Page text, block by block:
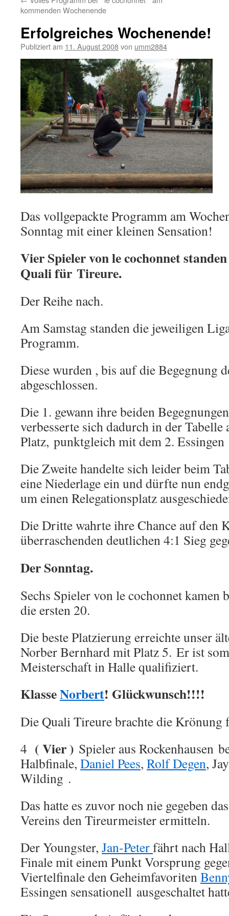
kommenden Wochenende
Erfolgreiches Wochenende!
Publiziert am 11. August 2008von umm2884
Das vollgepackte Programm am
Sonntag mit einer kleinen Sensation!
Vier Spieler von le cochonnet
Quali für Tireure.
Der Reihe nach.
Am Samstag standen die jeweiligen
Programm.
Diese wurden , bis auf die Begegnung
abgeschlossen.
Die 1. gewann ihre beiden
verbesserte sich dadurch in der Tabelle
Platz, punktgleich mit dem 2. Essingen
Die Zweite handelte sich leider beim
eine Niederlage ein und dürfte nun
um einen Relegationsplatz
Die Dritte wahrte ihre Chance auf den
überraschenden deutlichen 4:1 Sieg
Der Sonntag.
Sechs Spieler von le cochonnet kamen
die ersten 20.
Die beste Platzierung erreichte unser
Norber Bernhard mit Platz 5. Er ist
Meisterschaft in Halle qualifiziert.
KlasseNorbert! Glückwunsch!!!!
Die Quali Tireure brachte die Krönung
4 ( Vier ) Spieler aus Rockenhausen
Halbfinale, Daniel Pees, Rolf Degen,
Wilding .
Das hatte es zuvor noch nie gegeben
Vereins den Tireurmeister ermitteln.
Der Youngster, Jan-Peterfährt nach
Finale mit einem Punkt Vorsprung
Viertelfinale den Geheimfavoriten
Essingen sensationell ausgeschaltet